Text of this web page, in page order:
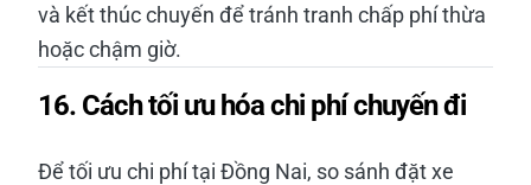
và kết thúc chuyến để tránh tranh chấp phí thừa
hoặc chậm giờ.
16. Cách tối ưu hóa chi phí chuyến đi
Để tối ưu chi phí tại Đồng Nai, so sánh đặt xe